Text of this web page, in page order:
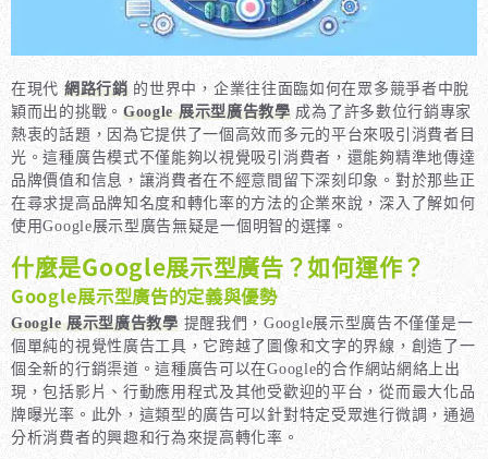
在現代 網路行銷的世界中，企業往往面臨如何在眾多競爭者中脫
穎而出的挑戰。Google 展示型廣告教學成為了許多數位行銷專家
熱衷的話題，因為它提供了一個高效而多元的平台來吸引消費者目
光。這種廣告模式不僅能夠以視覺吸引消費者，還能夠精準地傳達
品牌價值和信息，讓消費者在不經意間留下深刻印象。對於那些正
在尋求提高品牌知名度和轉化率的方法的企業來說，深入了解如何
使用Google展示型廣告無疑是一個明智的選擇。
什麼是Google展示型廣告？如何運作？
Google展示型廣告的定義與優勢
Google 展示型廣告教學提醒我們，Google展示型廣告不僅僅是一
個單純的視覺性廣告工具，它跨越了圖像和文字的界線，創造了一
個全新的行銷渠道。這種廣告可以在Google的合作網站網絡上出
現，包括影片、行動應用程式及其他受歡迎的平台，從而最大化品
牌曝光率。此外，這類型的廣告可以針對特定受眾進行微調，通過
分析消費者的興趣和行為來提高轉化率。